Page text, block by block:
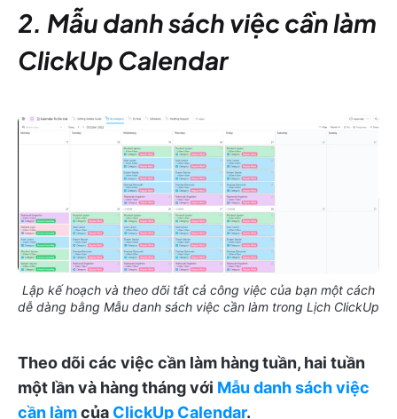
2. Mẫu danh sách việc cần làm
ClickUp Calendar
Lập kế hoạch và theo dõi tất cả công việc của bạn một cách
dễ dàng bằng Mẫu danh sách việc cần làm trong Lịch ClickUp
Theo dõi các việc cần làm hàng tuần, hai tuần
một lần và hàng tháng với Mẫu danh sách việc
cần làmcủa ClickUp Calendar.